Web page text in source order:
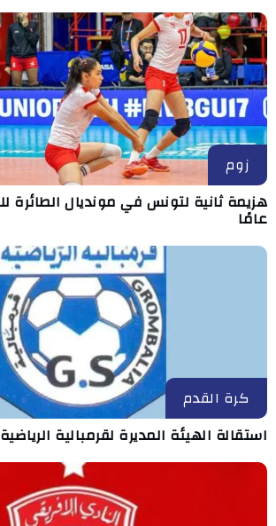
زوم
عامًا
كرة القدم
استقالة الهيئة المديرة لقرمبالية الرياضية